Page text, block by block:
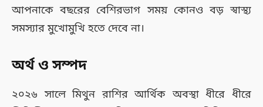
আপনাকে বছরের বেশিরভাগ সময় কোনও বড় স্বাস্থ্য
সমস্যার মুখোমুখি হতে দেবে না।
অর্থ ও সম্পদ
২০২৬ সালে মিথুন রাশির আর্থিক অবস্থা ধীরে ধীরে